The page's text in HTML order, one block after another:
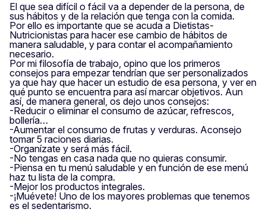
El que sea difícil o fácil va a depender de la persona, de
sus hábitos y de la relación que tenga con la comida.
Por ello es importante que se acuda a Dietistas-
Nutricionistas para hacer ese cambio de hábitos de
manera saludable, y para contar el acompañamiento
necesario.
Por mi filosofía de trabajo, opino que los primeros
consejos para empezar tendrían que ser personalizados
ya que hay que hacer un estudio de esa persona, y ver en
qué punto se encuentra para así marcar objetivos. Aun
así, de manera general, os dejo unos consejos:
-Reducir o eliminar el consumo de azúcar, refrescos,
bollería…
-Aumentar el consumo de frutas y verduras. Aconsejo
tomar 5 raciones diarias.
-Organízate y será más fácil.
-No tengas en casa nada que no quieras consumir.
-Piensa en tu menú saludable y en función de ese menú
haz tu lista de la compra.
-Mejor los productos integrales.
-¡Muévete! Uno de los mayores problemas que tenemos
es el sedentarismo.